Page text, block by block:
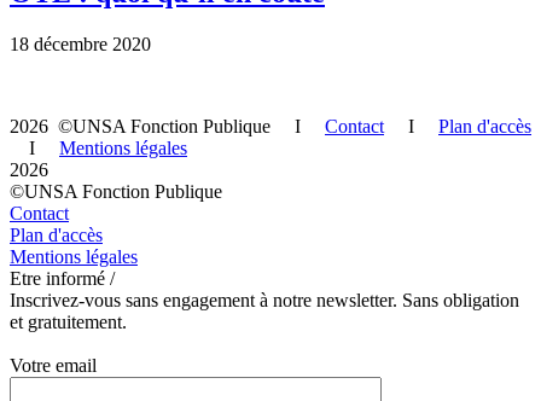
18 décembre 2020
2026 ©UNSA Fonction Publique I Contact I Plan d'accès
I Mentions légales
2026
©UNSA Fonction Publique
Contact
Plan d'accès
Mentions légales
Etre informé /
Inscrivez-vous sans engagement à notre newsletter. Sans obligation
et gratuitement.
Votre email